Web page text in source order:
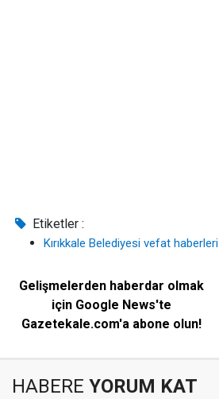
Etiketler :
Kırıkkale Belediyesi vefat haberleri
Gelişmelerden haberdar olmak
için Google News'te
Gazetekale.com'a abone olun!
HABERE YORUM KAT